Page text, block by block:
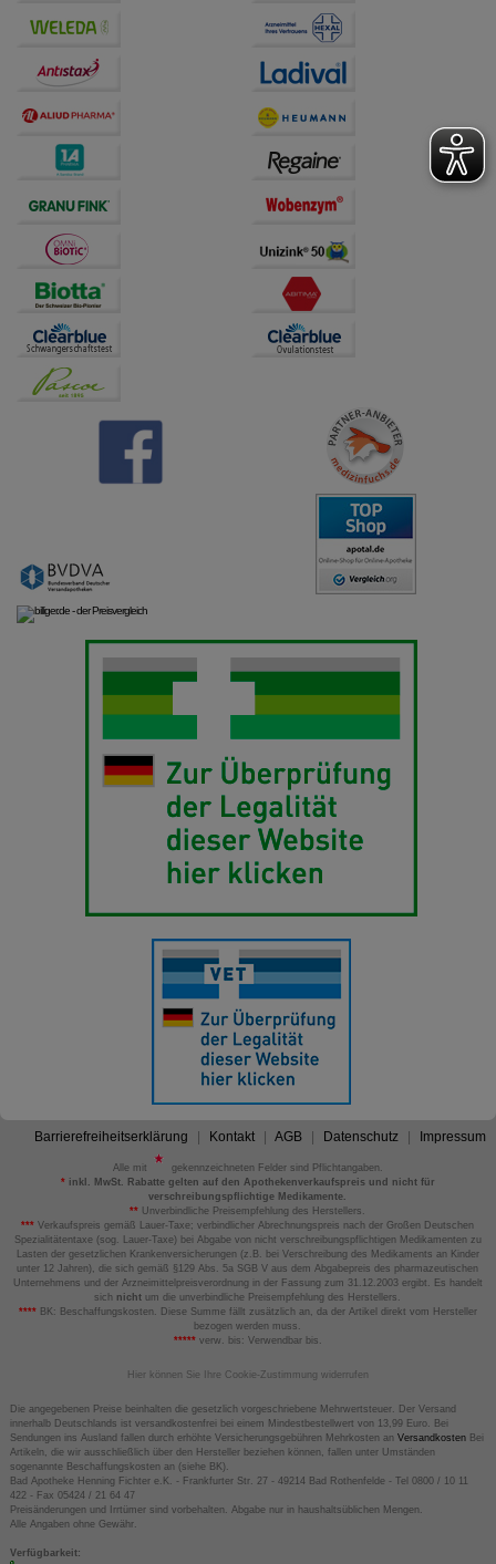
Barrierefreiheitserklärung Kontakt AGB Datenschutz Impressum
Alle mit
gekennzeichneten Felder sind Pflichtangaben.
*inkl. MwSt. Rabatte gelten auf den Apothekenverkaufspreis und nicht für
verschreibungspflichtige Medikamente.
** Unverbindliche Preisempfehlung des Herstellers.
*** Verkaufspreis gemäß Lauer-Taxe; verbindlicher Abrechnungspreis nach der Großen Deutschen
Spezialitätentaxe (sog. Lauer-Taxe) bei Abgabe von nicht verschreibungspflichtigen Medikamenten zu
Lasten der gesetzlichen Krankenversicherungen (z.B. bei Verschreibung des Medikaments an Kinder
unter 12 Jahren), die sich gemäß §129 Abs. 5a SGB V aus dem Abgabepreis des pharmazeutischen
Unternehmens und der Arzneimittelpreisverordnung in der Fassung zum 31.12.2003 ergibt. Es handelt
sich nicht um die unverbindliche Preisempfehlung des Herstellers.
****BK: Beschaffungskosten. Diese Summe fällt zusätzlich an, da der Artikel direkt vom Hersteller
bezogen werden muss.
*****verw. bis: Verwendbar bis.
Hier können Sie Ihre Cookie-Zustimmung widerrufen
Die angegebenen Preise beinhalten die gesetzlich vorgeschriebene Mehrwertsteuer. Der Versand
innerhalb Deutschlands ist versandkostenfrei bei einem Mindestbestellwert von 13,99 Euro. Bei
Sendungen ins Ausland fallen durch erhöhte Versicherungsgebühren Mehrkosten an VersandkostenBei
Artikeln, die wir ausschließlich über den Hersteller beziehen können, fallen unter Umständen
sogenannte Beschaffungskosten an (siehe BK).
Bad Apotheke Henning Fichter e.K. - Frankfurter Str. 27 - 49214 Bad Rothenfelde - Tel 0800 / 10 11
422 - Fax 05424 / 21 64 47
Preisänderungen und Irrtümer sind vorbehalten. Abgabe nur in haushaltsüblichen Mengen.
Alle Angaben ohne Gewähr.
Verfügbarkeit: